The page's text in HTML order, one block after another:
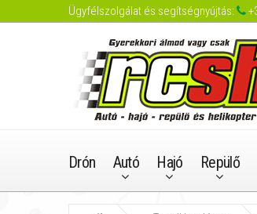
Ügyfélszolgálat és segítségnyújtás:
Drón Autó Hajó Repülő